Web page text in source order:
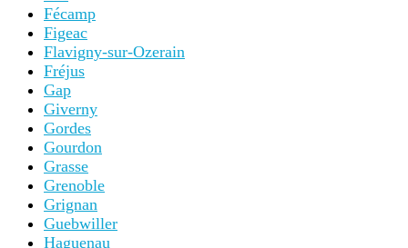
Fécamp
Figeac
Flavigny-sur-Ozerain
Fréjus
Gap
Giverny
Gordes
Gourdon
Grasse
Grenoble
Grignan
Guebwiller
Haguenau